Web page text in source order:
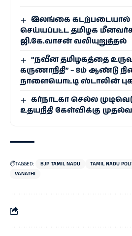
இலங்கை கடற்படையால்
செய்யப்பட்ட தமிழக
ஜி.கே.வாசன் வலியுறுத்தல்
“நவீன தமிழகத்தை
கருணாநிதி” – 8ம் ஆண்டு
நாளையொட்டி ஸ்டாலின்
கர்நாடகா செல்ல
உதயநிதி கேள்விக்கு
TAGGED: BJP TAMIL NADU TAMIL NADU
VANATHI